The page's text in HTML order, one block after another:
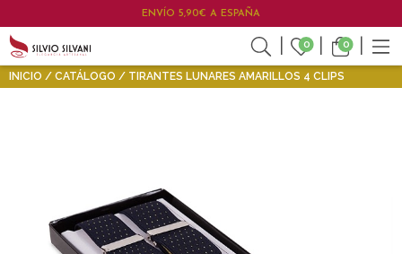
ENVÍO 5,90€ A ESPAÑA
0 0
INICIO CATÁLOGO TIRANTES LUNARES AMARILLOS 4 CLIPS